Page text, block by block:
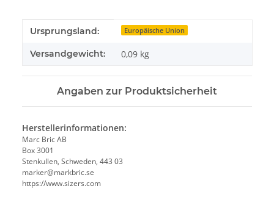
Produkteigenschaft
Wert
Ursprungsland: Europäische Union
Versandgewicht: 0,09 kg
Angaben zur Produktsicherheit
Herstellerinformationen:
Marc Bric AB
Box 3001
Stenkullen, Schweden, 443 03
marker@markbric.se
https://www.sizers.com